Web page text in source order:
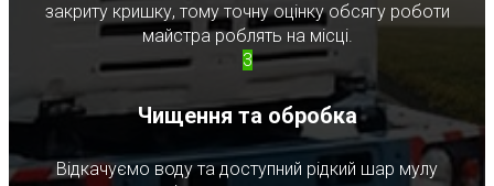
закриту кришку, тому точну оцінку обсягу роботи
майстра роблять на місці.
3
Чищення та обробка
Відкачуємо воду та доступний рідкий шар мулу